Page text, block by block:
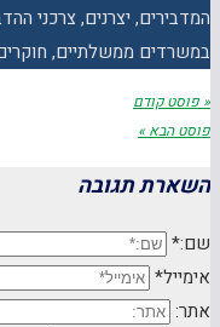
המדבירים, יצרנים, צרכני
במשרדים ממשלתיים,
« פוסט קודם
פוסט הבא »
השארת תגובה
שם:*
אימייל*
אתר: